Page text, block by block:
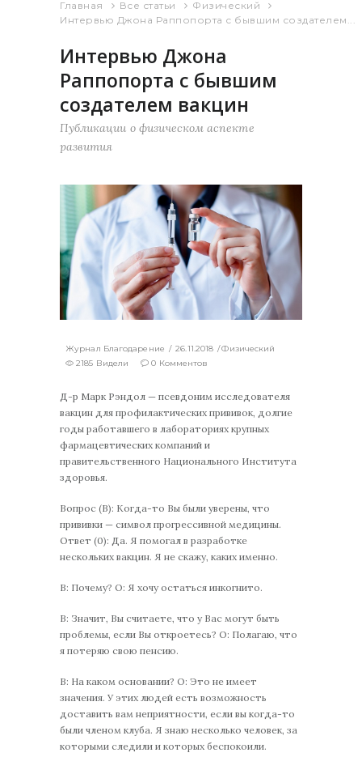
Главная Все статьи
Физический
Интервью Джона Раппопорта с бывшим создателем...
Интервью Джона
Раппопорта с бывшим
создателем вакцин
Публикации о физическом аспекте
развития
Журнал Благодарение 26.11.2018
Физический
2185 Видели
0 Комментов
Д-р Марк Рэндол — псевдоним исследователя
вакцин для профилактических прививок, долгие
годы работавшего в лабораториях крупных
фармацевтических компаний и
правительственного Национального Института
здоровья.
Вопрос (В): Когда-то Вы были уверены, что
прививки — символ прогрессивной медицины.
Ответ (0): Да. Я помогал в разработке
нескольких вакцин. Я не скажу, каких именно.
В: Почему? О: Я хочу остаться инкогнито.
В: Значит, Вы считаете, что у Вас могут быть
проблемы, если Вы откроетесь? О: Полагаю, что
я потеряю свою пенсию.
В: На каком основании? О: Это не имеет
значения. У этих людей есть возможность
доставить вам неприятности, если вы когда-то
были членом клуба. Я знаю несколько человек, за
которыми следили и которых беспокоили.